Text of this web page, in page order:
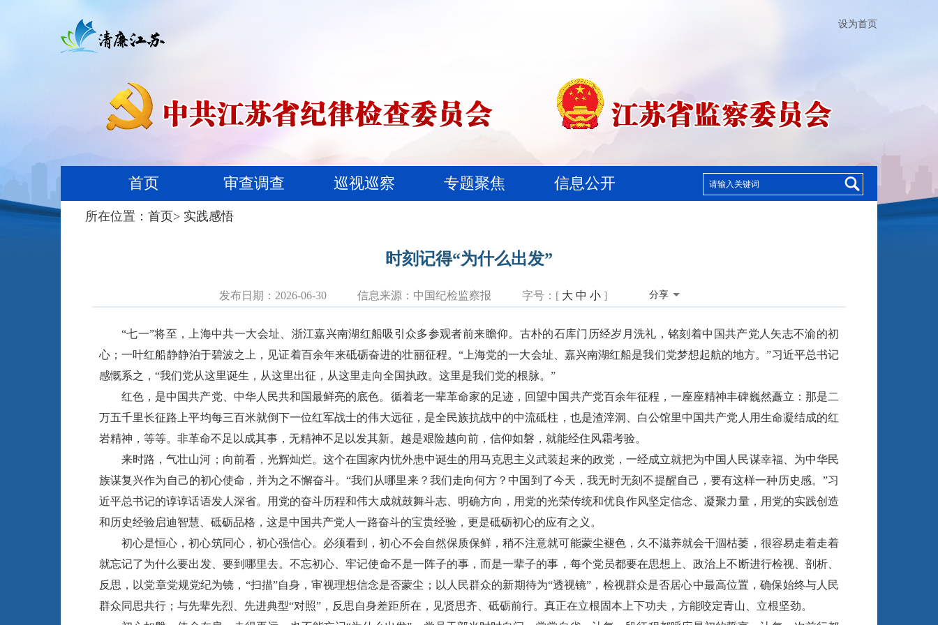
设为首页
首页 审查调查 巡视巡察 专题聚焦 信息公开
所在位置： 首页> 实践感悟
时刻记得“为什么出发”
发布日期：2026-06-30 信息来源： 中国纪检监察报 字号：[ 大 中 小 ] 分享
“七一”将至，上海中共一大会址、浙江嘉兴南湖红船吸引众多参观者前来瞻仰。古朴的石库门历经岁月洗礼，铭刻着中国共产党人矢志不渝的初
心；一叶红船静静泊于碧波之上，见证着百余年来砥砺奋进的壮丽征程。“上海党的一大会址、嘉兴南湖红船是我们党梦想起航的地方。”习近平总书记
感慨系之，“我们党从这里诞生，从这里出征，从这里走向全国执政。这里是我们党的根脉。”
红色，是中国共产党、中华人民共和国最鲜亮的底色。循着老一辈革命家的足迹，回望中国共产党百余年征程，一座座精神丰碑巍然矗立：那是二
万五千里长征路上平均每三百米就倒下一位红军战士的伟大远征，是全民族抗战中的中流砥柱，也是渣滓洞、白公馆里中国共产党人用生命凝结成的红
岩精神，等等。非革命不足以成其事，无精神不足以发其新。越是艰险越向前，信仰如磐，就能经住风霜考验。
来时路，气壮山河；向前看，光辉灿烂。这个在国家内忧外患中诞生的用马克思主义武装起来的政党，一经成立就把为中国人民谋幸福、为中华民
族谋复兴作为自己的初心使命，并为之不懈奋斗。“我们从哪里来？我们走向何方？中国到了今天，我无时无刻不提醒自己，要有这样一种历史感。”习
近平总书记的谆谆话语发人深省。用党的奋斗历程和伟大成就鼓舞斗志、明确方向，用党的光荣传统和优良作风坚定信念、凝聚力量，用党的实践创造
和历史经验启迪智慧、砥砺品格，这是中国共产党人一路奋斗的宝贵经验，更是砥砺初心的应有之义。
初心是恒心，初心筑同心，初心强信心。必须看到，初心不会自然保质保鲜，稍不注意就可能蒙尘褪色，久不滋养就会干涸枯萎，很容易走着走着
就忘记了为什么要出发、要到哪里去。不忘初心、牢记使命不是一阵子的事，而是一辈子的事，每个党员都要在思想上、政治上不断进行检视、剖析、
反思，以党章党规党纪为镜，“扫描”自身，审视理想信念是否蒙尘；以人民群众的新期待为“透视镜”，检视群众是否居心中最高位置，确保始终与人民
群众同思共行；与先辈先烈、先进典型“对照”，反思自身差距所在，见贤思齐、砥砺前行。真正在立根固本上下功夫，方能咬定青山、立根坚劲。